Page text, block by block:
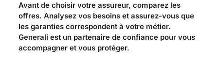
Avant de choisir votre assureur, comparez les
offres. Analysez vos besoins et assurez-vous que
les garanties correspondent à votre métier.
Generali est un partenaire de confiance pour vous
accompagner et vous protéger.